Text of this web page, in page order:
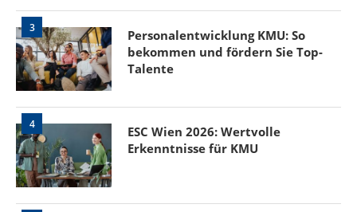
3
Personalentwicklung KMU: So
bekommen und fördern Sie Top-
Talente
4
ESC Wien 2026: Wertvolle
Erkenntnisse für KMU